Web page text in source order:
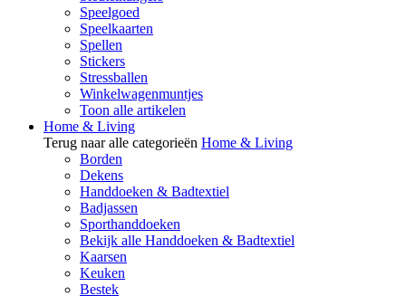
Speelgoed
Speelkaarten
Spellen
Stickers
Stressballen
Winkelwagenmuntjes
Toon alle artikelen
Home & Living
Terug naar alle categorieën Home & Living
Borden
Dekens
Handdoeken & Badtextiel
Badjassen
Sporthanddoeken
Bekijk alle Handdoeken & Badtextiel
Kaarsen
Keuken
Bestek